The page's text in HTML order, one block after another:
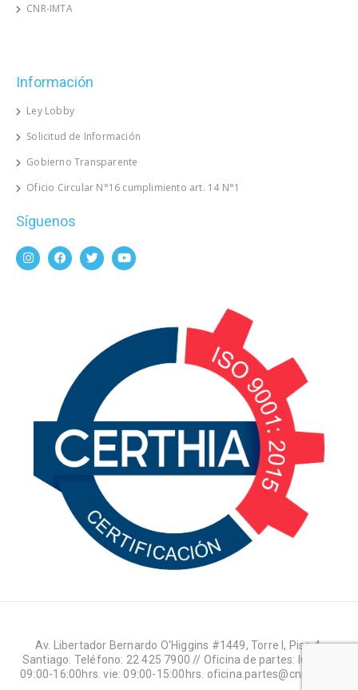
CNR-IMTA
Información
Ley Lobby
Solicitud de Información
Gobierno Transparente
Oficio Circular N°16 cumplimiento art. 14 N°1
Síguenos
Av. Libertador Bernardo O'Higgins #1449, Torre I, Piso 4,
Santiago. Teléfono: 22 425 7900 // Oficina de partes: lun-jue:
09:00-16:00hrs. vie: 09:00-15:00hrs. oficina.partes@cnr.gob.cl